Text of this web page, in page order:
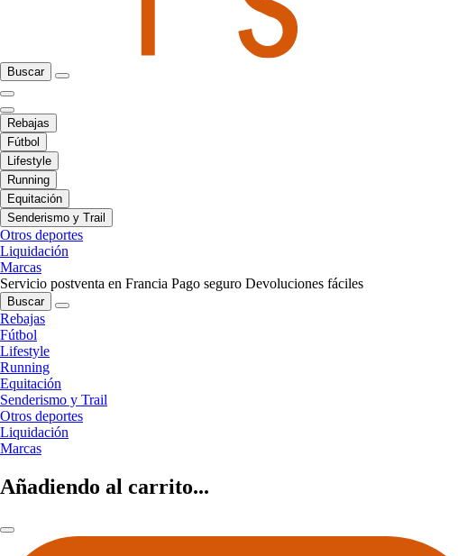
Buscar
Rebajas
Fútbol
Lifestyle
Running
Equitación
Senderismo y Trail
Otros deportes
Liquidación
Marcas
Servicio postventa en Francia Pago seguro Devoluciones fáciles
Buscar
Rebajas
Fútbol
Lifestyle
Running
Equitación
Senderismo y Trail
Otros deportes
Liquidación
Marcas
Añadiendo al carrito...